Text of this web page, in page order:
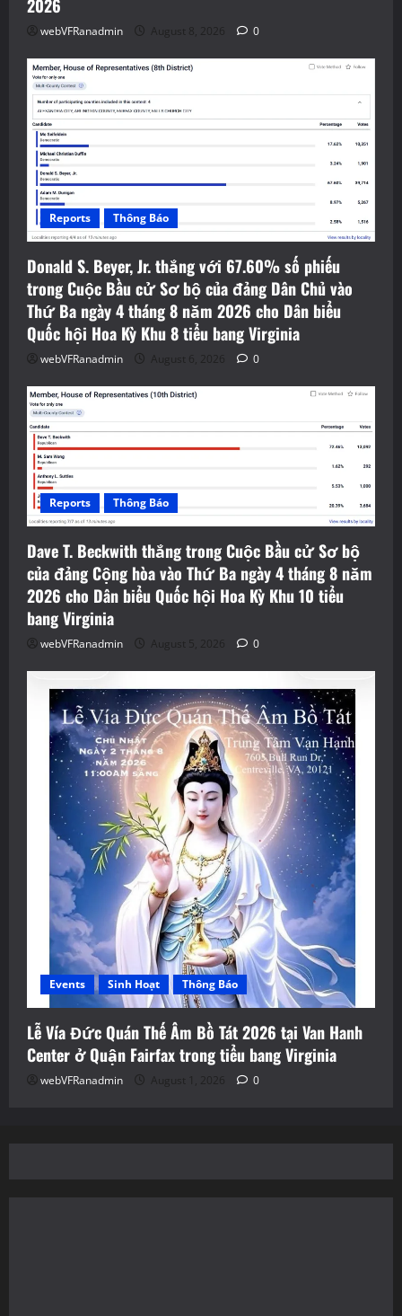
2026
webVFRanadmin August 8, 2026 0
Reports Thông Báo
Donald S. Beyer, Jr. thắng với 67.60% số phiếu
trong Cuộc Bầu cử Sơ bộ của đảng Dân Chủ vào
Thứ Ba ngày 4 tháng 8 năm 2026 cho Dân biểu
Quốc hội Hoa Kỳ Khu 8 tiểu bang Virginia
webVFRanadmin August 6, 2026 0
Reports Thông Báo
Dave T. Beckwith thắng trong Cuộc Bầu cử Sơ bộ
của đảng Cộng hòa vào Thứ Ba ngày 4 tháng 8 năm
2026 cho Dân biểu Quốc hội Hoa Kỳ Khu 10 tiểu
bang Virginia
webVFRanadmin August 5, 2026 0
Events Sinh Hoạt Thông Báo
Lễ Vía Đức Quán Thế Âm Bồ Tát 2026 tại Van Hanh
Center ở Quận Fairfax trong tiểu bang Virginia
webVFRanadmin August 1, 2026 0